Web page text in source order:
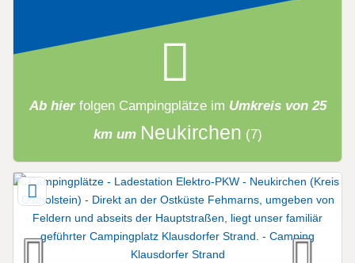
Ab hier folgen Campingplätzeim Umkreis von 25
km um Neukirchen (7)